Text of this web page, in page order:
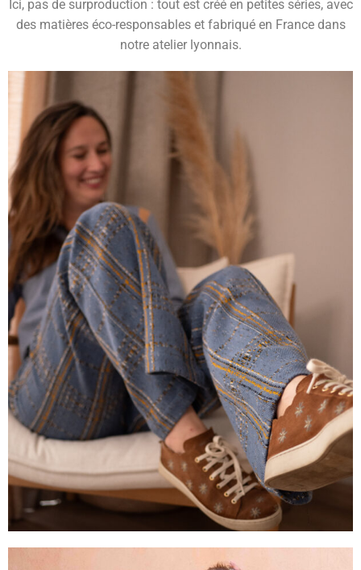
Ici, pas de surproduction : tout est créé en petites séries, avec
des matières éco-responsables et fabriqué en France dans
notre atelier lyonnais.